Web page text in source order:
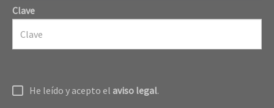
Clave
He leído y acepto el aviso legal.